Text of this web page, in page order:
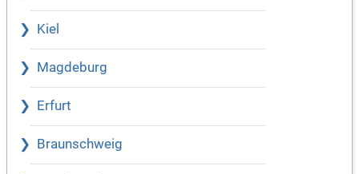
Kiel
Magdeburg
Erfurt
Braunschweig